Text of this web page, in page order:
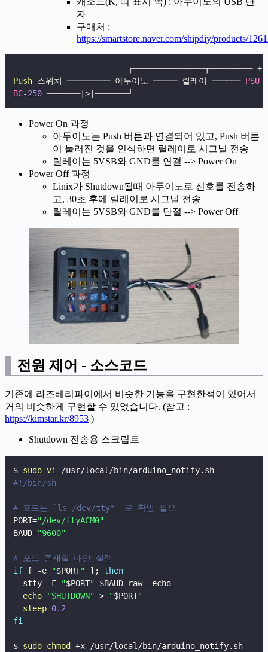
자
구매처 :
https://smartstore.naver.com/shipdiy/products/
                        ┌───────────────┬─────────
+5
Push 스위치 ───────── 아두이노 ───── 릴레이 ────── PSU
BC-250 ───────| > |───────┘
Power On 과정
아두이노는 Push 버튼과 연결되어 있고, Push 버튼
이 눌러진 것을 인식하면 릴레이로 시그널 전송
릴레이는 5VSB와 GND를 연결 --> Power On
Power Off 과정
Linix가 Shutdown될때 아두이노로 신호를 전송하
고, 30초 후에 릴레이로 시그널 전송
릴레이는 5VSB와 GND를 단절 --> Power Off
전원 제어 - 소스코드
기존에 라즈베리파이에서 비슷한 기능을 구현한적이 있어서
거의 비슷하게 구현할 수 있었습니다. (참고 :
https://kimstar.kr/8953 )
Shutdown 전송용 스크립트
$ sudo vi
#!/bin/sh
# 포트는 `ls /dev/tty*` 로 확인 필요
PORT="/dev/ttyACM0"
BAUD="9600"
# 포트 존재할 때만 실행
if
[ -e "$PORT" ] ;
then
  stty
-F "$PORT" $BAUD raw -echo
echo
"SHUTDOWN" > "$PORT"
sleep 0.2
fi
$ sudo chmod +x /usr/local/bin/arduino_notify.sh